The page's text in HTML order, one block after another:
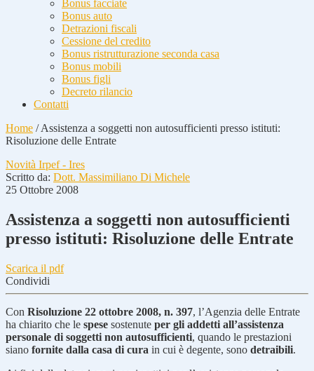
Bonus facciate
Bonus auto
Detrazioni fiscali
Cessione del credito
Bonus ristrutturazione seconda casa
Bonus mobili
Bonus figli
Decreto rilancio
Contatti
Home /Assistenza a soggetti non autosufficienti presso istituti:
Risoluzione delle Entrate
Novità Irpef - Ires
Scritto da: Dott. Massimiliano Di Michele
25 Ottobre 2008
Assistenza a soggetti non autosufficienti
presso istituti: Risoluzione delle Entrate
Scarica il pdf
Condividi
Con Risoluzione 22 ottobre 2008, n. 397, l’Agenzia delle Entrate
ha chiarito che le spese sostenute per gli addetti all’assistenza
personale di soggetti non autosufficienti, quando le prestazioni
siano fornite dalla casa di cura in cui è degente, sono detraibili.